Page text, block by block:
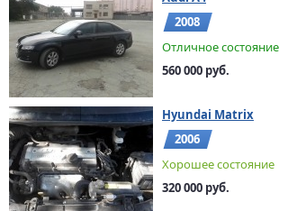
2008
Отличное состояние
560 000 руб.
Hyundai Matrix
2006
Хорошее состояние
320 000 руб.